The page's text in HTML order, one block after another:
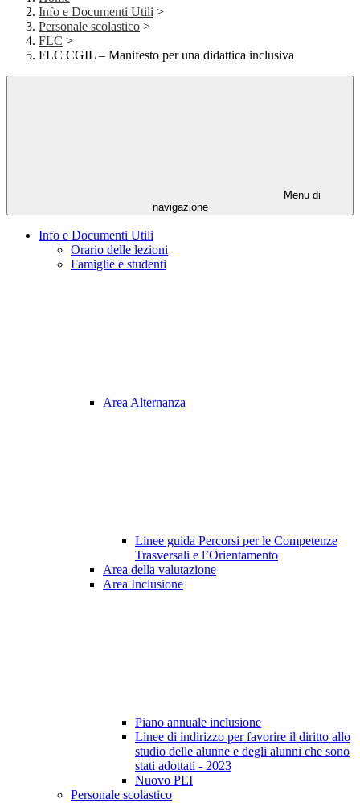
Info e Documenti Utili >
Personale scolastico >
FLC >
FLC CGIL – Manifesto per una didattica inclusiva
Menu di
navigazione
Info e Documenti Utili
Orario delle lezioni
Famiglie e studenti
Area Alternanza
Linee guida Percorsi per le Competenze
Trasversali e l’Orientamento
Area della valutazione
Area Inclusione
Piano annuale inclusione
Linee di indirizzo per favorire il diritto allo
studio delle alunne e degli alunni che sono
stati adottati - 2023
Nuovo PEI
Personale scolastico